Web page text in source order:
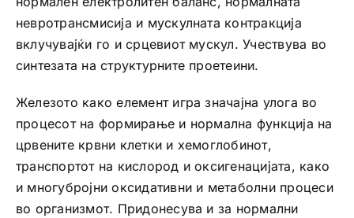
невротрансмисија и мускулната контракција
вклучувајќи го и срцевиот мускул. Учествува во
синтезата на структурните проетеини.
Железото како елемент игра значајна улога во
процесот на формирање и нормална функција на
црвените крвни клетки и хемоглобинот,
транспортот на кислород и оксигенацијата, како
и многубројни оксидативни и метаболни процеси
во организмот. Придонесува и за нормални